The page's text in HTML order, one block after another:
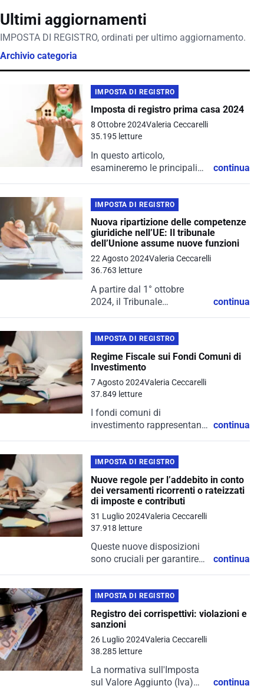
Ultimi aggiornamenti
IMPOSTA DI REGISTRO, ordinati per ultimo aggiornamento.
Archivio categoria
IMPOSTA DI REGISTRO
Imposta di registro prima casa 2024
8 Ottobre 2024Valeria Ceccarelli
35.195 letture
In questo articolo,
esamineremo le principali
agevolazioni sull'imposta di
registro per la prima casa.
continua
IMPOSTA DI REGISTRO
Nuova ripartizione delle competenze
giuridiche nell’UE: Il tribunale
dell’Unione assume nuove funzioni
22 Agosto 2024Valeria Ceccarelli
36.763 letture
A partire dal 1° ottobre
2024, il Tribunale
competenze per la gestione
di domande di pronuncia
pregiudiziale relative a
specifiche materie, tra cui il
sistema comune...
continua
IMPOSTA DI REGISTRO
Regime Fiscale sui Fondi Comuni di
Investimento
7 Agosto 2024Valeria Ceccarelli
37.849 letture
I fondi comuni di
investimento rappresentano
loro capacità di diversificare
i rischi e ottimizzare i
rendimenti. Tuttavia, il
regime fiscale applicabile
a...
continua
IMPOSTA DI REGISTRO
Nuove regole per l’addebito in conto
dei versamenti ricorrenti o rateizzati
di imposte e contributi
31 Luglio 2024Valeria Ceccarelli
37.918 letture
Queste nuove disposizioni
sono cruciali per garantire
parte di contribuenti e
intermediari.
continua
IMPOSTA DI REGISTRO
Registro dei corrispettivi: violazioni e
sanzioni
26 Luglio 2024Valeria Ceccarelli
38.285 letture
La normativa sull'Imposta
sul Valore Aggiunto (Iva)
continua